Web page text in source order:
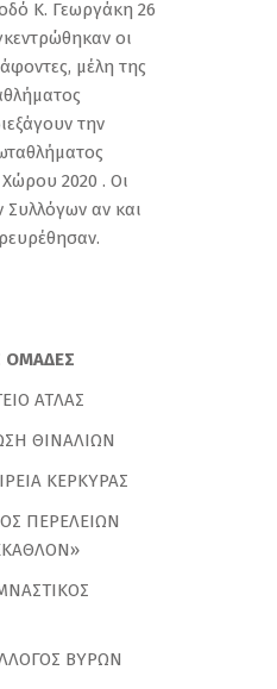
Κ. Γεωργάκη 26
οι
μέλη της
την
2020 . Οι
αν και
ΟΜΑΔΕΣ
ATΛΑΣ
ΘΙΝΑΛΙΩΝ
ΚΕΡΚΥΡΑΣ
ΠΕΡΕΛΕΙΩΝ
ΒΥΡΩΝ